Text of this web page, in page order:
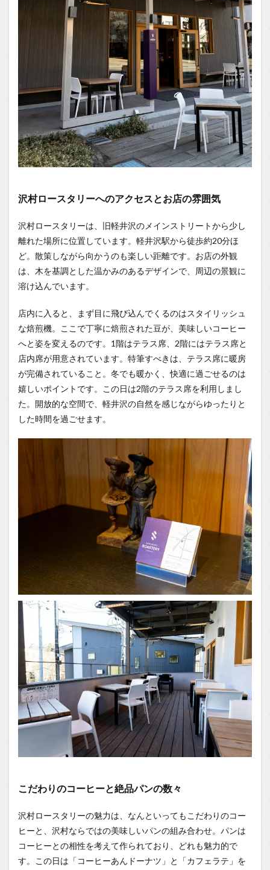
沢村ロースタリーへのアクセスとお店の雰囲気
沢村ロースタリーは、旧軽井沢のメインストリートから少し
離れた場所に位置しています。軽井沢駅から徒歩約20分ほ
ど。散策しながら向かうのも楽しい距離です。お店の外観
は、木を基調とした温かみのあるデザインで、周辺の景観に
溶け込んでいます。
店内に入ると、まず目に飛び込んでくるのはスタイリッシュ
な焙煎機。ここで丁寧に焙煎された豆が、美味しいコーヒー
へと姿を変えるのです。1階はテラス席、2階にはテラス席と
店内席が用意されています。特筆すべきは、テラス席に暖房
が完備されていること。冬でも暖かく、快適に過ごせるのは
嬉しいポイントです。この日は2階のテラス席を利用しまし
た。開放的な空間で、軽井沢の自然を感じながらゆったりと
した時間を過ごせます。
こだわりのコーヒーと絶品パンの数々
沢村ロースタリーの魅力は、なんといってもこだわりのコー
ヒーと、沢村ならではの美味しいパンの組み合わせ。パンは
コーヒーとの相性を考えて作られており、どれも魅力的で
す。この日は「コーヒーあんドーナツ」と「カフェラテ」を